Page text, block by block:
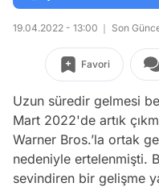
19.04.2022 - 13:00 Son
Favori
Uzun süredir gelmesi
Mart 2022'de artık
Warner Bros.’la ortak
nedeniyle ertelenmişti.
sevindiren bir gelişme